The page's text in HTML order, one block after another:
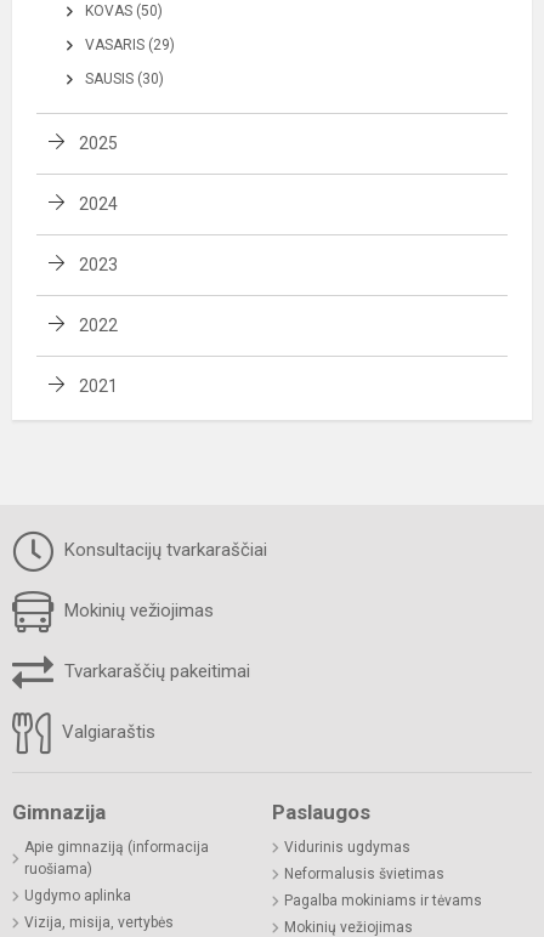
KOVAS (50)
VASARIS (29)
SAUSIS (30)
2025
2024
2023
2022
2021
Konsultacijų tvarkaraščiai
Mokinių vežiojimas
Tvarkaraščių pakeitimai
Valgiaraštis
Gimnazija
Apie gimnaziją (informacija
ruošiama)
Ugdymo aplinka
Vizija, misija, vertybės
Paslaugos
Vidurinis ugdymas
Neformalusis švietimas
Pagalba mokiniams ir tėvams
Mokinių vežiojimas